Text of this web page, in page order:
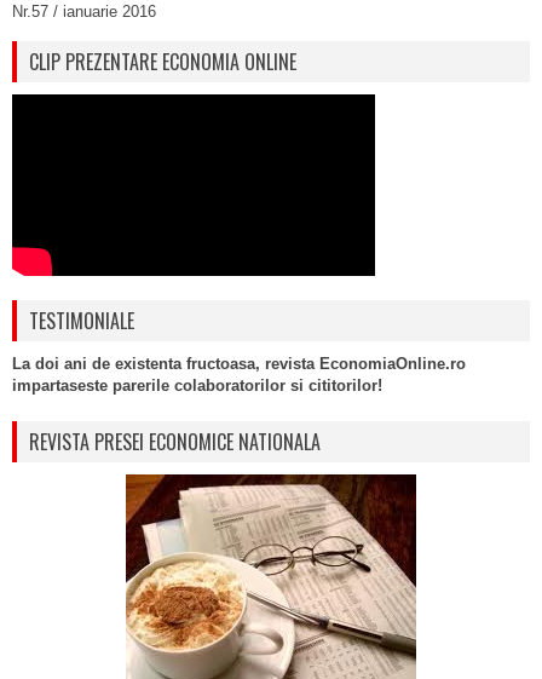
Nr.57 / ianuarie 2016
CLIP PREZENTARE ECONOMIA ONLINE
TESTIMONIALE
La doi ani de existenta fructoasa, revista EconomiaOnline.ro
impartaseste parerile colaboratorilor si cititorilor!
REVISTA PRESEI ECONOMICE NATIONALA